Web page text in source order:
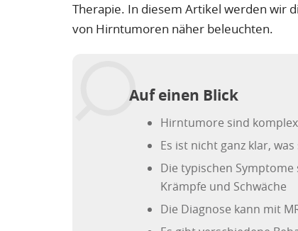
Therapie. In diesem Artikel werden wir
von Hirntumoren näher beleuchten.
Auf einen Blick
Hirntumore sind
Es ist nicht ganz klar,
Die typischen
Krämpfe und Schwäche
Die Diagnose kann mit